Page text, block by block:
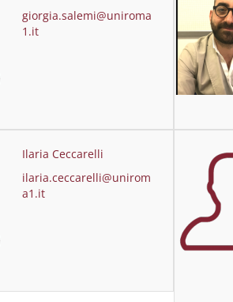
giorgia.salemi@uniroma
1.it
Ilaria Ceccarelli
ilaria.ceccarelli@unirom
a1.it